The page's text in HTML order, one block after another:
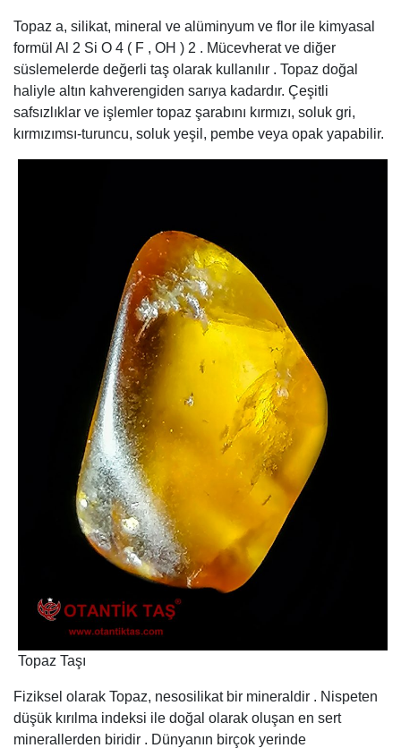
Topaz a, silikat, mineral ve alüminyum ve flor ile kimyasal
formül Al 2 Si O 4 ( F , OH ) 2 . Mücevherat ve diğer
süslemelerde değerli taş olarak kullanılır . Topaz doğal
haliyle altın kahverengiden sarıya kadardır. Çeşitli
safsızlıklar ve işlemler topaz şarabını kırmızı, soluk gri,
kırmızımsı-turuncu, soluk yeşil, pembe veya opak yapabilir.
Topaz Taşı
Fiziksel olarak Topaz, nesosilikat bir mineraldir . Nispeten
düşük kırılma indeksi ile doğal olarak oluşan en sert
minerallerden biridir . Dünyanın birçok yerinde